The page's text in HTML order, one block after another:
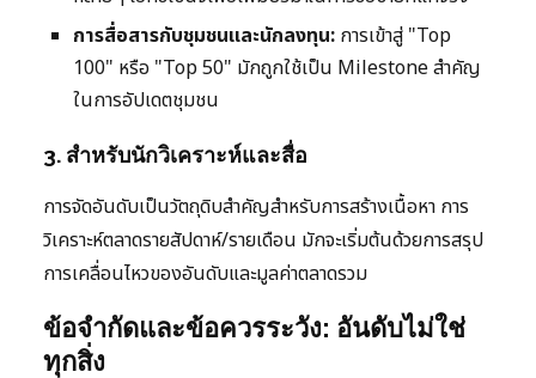
การสื่อสารกับชุมชนและนักลงทุน: การเข้าสู่ "Top
100" หรือ "Top 50" มักถูกใช้เป็น Milestone สำคัญ
ในการอัปเดตชุมชน
3. สำหรับนักวิเคราะห์และสื่อ
การจัดอันดับเป็นวัตถุดิบสำคัญสำหรับการสร้างเนื้อหา การ
วิเคราะห์ตลาดรายสัปดาห์/รายเดือน มักจะเริ่มต้นด้วยการสรุป
การเคลื่อนไหวของอันดับและมูลค่าตลาดรวม
ข้อจำกัดและข้อควรระวัง: อันดับไม่ใช่
ทุกสิ่ง